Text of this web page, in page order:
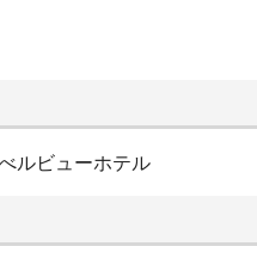
ルビューホテル